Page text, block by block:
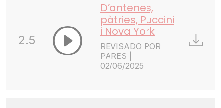
2.5
D’antenes,
pàtries, Puccini
i Nova York
REVISADO POR
PARES |
02/06/2025